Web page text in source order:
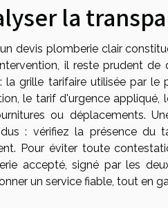
la
devis plomberie clair
il reste prudent de
la grille tarifaire utilisée par le
le tarif d'urgence appliqué,
ou déplacements.
: vérifiez la présence du
Pour éviter toute
accepté, signé par les
un service fiable, tout en